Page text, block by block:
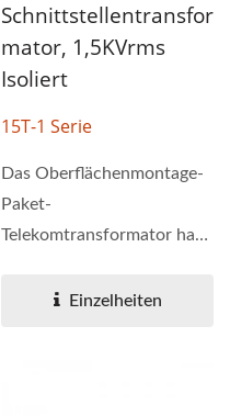
Schnittstellentransfor
Mator, 1,5KVrms
Isoliert
15T-1 Serie
Das Oberflächenmontage-
Paket-
Telekomtransformator hat
Transformatoren. Die 15T-
Einzelheiten